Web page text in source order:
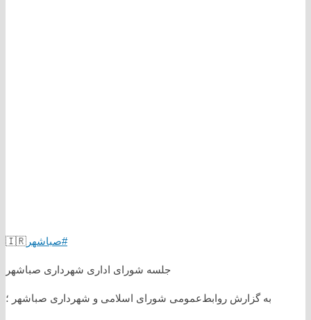
🇮🇷 #صباشهر
جلسه شورای اداری شهرداری‌ صباشهر
به گزارش روابط‌عمومی شورای اسلامی و شهرداری صباشهر ؛